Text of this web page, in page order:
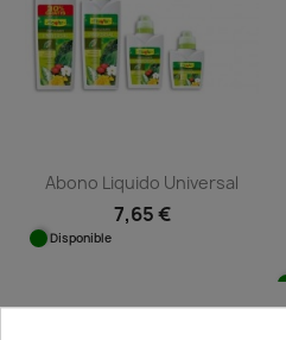
Abono Liquido Universal
7,65 €
Disponible